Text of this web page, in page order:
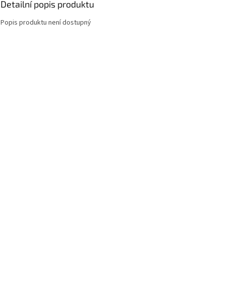
Detailní popis produktu
Popis produktu není dostupný